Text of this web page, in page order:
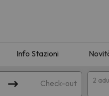
Info Stazioni
Check-out 2